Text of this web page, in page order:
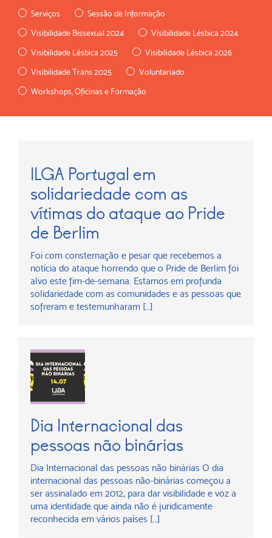
Serviços
Sessão de Informação
Visibilidade Bissexual 2024
Visibilidade Lésbica 2024
Visibilidade Lésbica 2025
Visibilidade Lésbica 2026
Visibilidade Trans 2025
Voluntariado
Workshops, Oficinas e Formação
ILGA Portugal em
solidariedade com as
vítimas do ataque ao Pride
de Berlim
Foi com consternação e pesar que recebemos a
notícia do ataque horrendo que o Pride de Berlim foi
alvo este fim-de-semana. Estamos em profunda
solidariedade com as comunidades e as pessoas que
sofreram e testemunharam […]
Dia Internacional das
pessoas não binárias
Dia Internacional das pessoas não binárias O dia
internacional das pessoas não-binárias começou a
ser assinalado em 2012, para dar visibilidade e voz a
uma identidade que ainda não é juridicamente
reconhecida em vários países […]